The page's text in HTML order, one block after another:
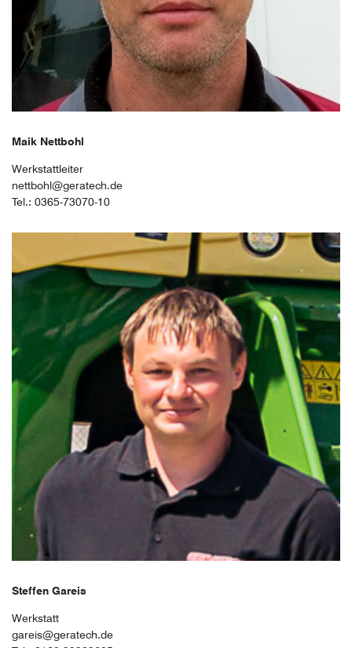
Maik Nettbohl
Werkstattleiter
nettbohl@geratech.de
Tel.: 0365-73070-10
Steffen Gareis
Werkstatt
gareis@geratech.de